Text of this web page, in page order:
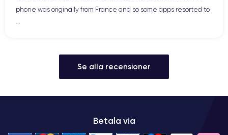
phone was originally from France and so some apps resorted to
Se alla recensioner
Betala via